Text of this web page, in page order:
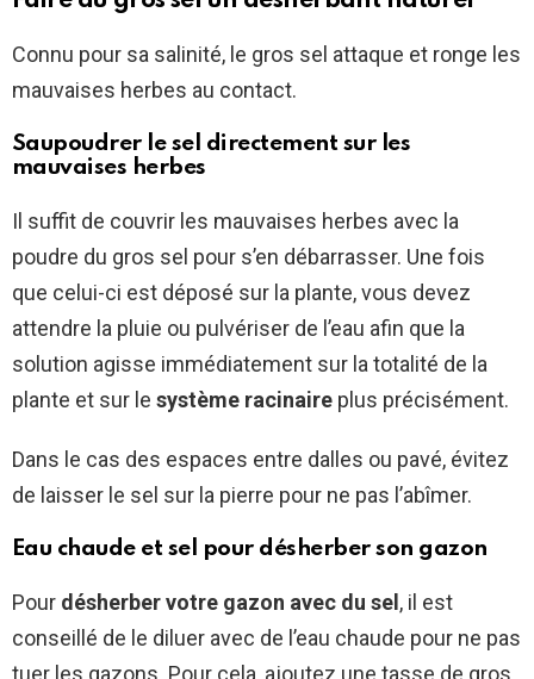
Connu pour sa salinité, le gros sel attaque et ronge les
mauvaises herbes au contact.
Saupoudrer le sel directement sur les
mauvaises herbes
Il suffit de couvrir les mauvaises herbes avec la
poudre du gros sel pour s’en débarrasser. Une fois
que celui-ci est déposé sur la plante, vous devez
attendre la pluie ou pulvériser de l’eau afin que la
solution agisse immédiatement sur la totalité de la
plante et sur le système racinaire plus précisément.
Dans le cas des espaces entre dalles ou pavé, évitez
de laisser le sel sur la pierre pour ne pas l’abîmer.
Eau chaude et sel pour désherber son gazon
Pour désherber votre gazon avec du sel, il est
conseillé de le diluer avec de l’eau chaude pour ne pas
tuer les gazons. Pour cela, ajoutez une tasse de gros